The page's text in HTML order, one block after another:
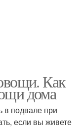
Как
дома
в подвале при
если вы живете